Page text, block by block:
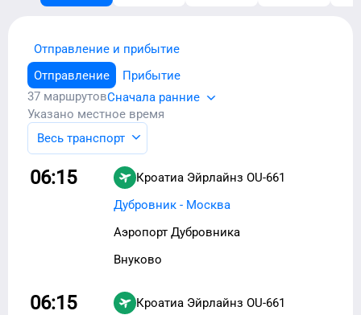
Отправление и прибытие
Отправление
Прибытие
37 маршрутовСначала ранние
Указано местное время
Весь транспорт
06:15 Кроатиа Эйрлайнз OU-661
Дубровник - Москва
Аэропорт Дубровника
Внуково
06:15 Кроатиа Эйрлайнз OU-661